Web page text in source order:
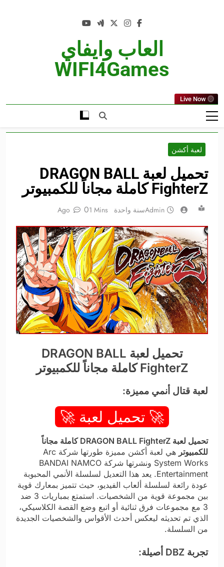
العاب وايفاي
WIFI4Games
Live Now
لعبة أكشن
تحميل لعبة DRAGON BALL
FighterZ كاملة مجاناً للكمبيوتر
Adminسنة واحدة Ago 01 Mins
تحميل لعبة DRAGON BALL
FighterZ كاملة مجاناً للكمبيوتر
لعبة قتال أنمي مميزة:
🚀 تحميل لعبة 🚀
تحميل لعبة DRAGON BALL FighterZ كاملة مجاناً
للكمبيوتر
هي لعبة أكشن مميزة طورتها شركة Arc
System Works ونشرتها شركة BANDAI NAMCO
Entertainment. يعد هذا التعديل لسلسلة الأنمي المحبوبة
عودة رائعة لسلسلة ألعاب الفيديو، حيث تتميز بمعارك قوية
بين مجموعة قوية من الشخصيات. استمتع بمباريات 3 ضد
3 مع مجموعات فرق ثنائية أو اتبع وضع القصة الكلاسيكي،
الذي تم تحديثه ليعكس أحدث الأقواس والشخصيات الجديدة
من السلسلة.
تجربة DBZ أصيلة: